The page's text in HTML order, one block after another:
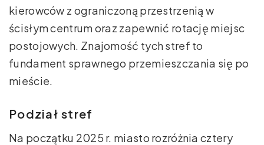
kierowców z ograniczoną przestrzenią w
ścisłym centrum oraz zapewnić rotację miejsc
postojowych. Znajomość tych stref to
fundament sprawnego przemieszczania się po
mieście.
Podział stref
Na początku 2025 r. miasto rozróżnia cztery